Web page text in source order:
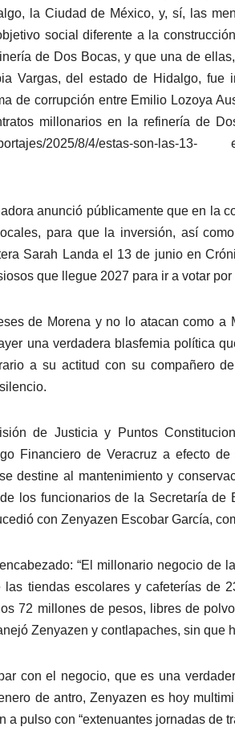
la Ciudad de México, y, sí, las
social diferente a la
de Dos Bocas, y que una de
Vargas, del estado de Hidalgo,
de corrupción entre Emilio Lozoya
millonarios en la refinería de
2025/8/4/estas-son-las-13-
anunció públicamente que en la
para que la inversión, así
Sarah Landa el 13 de junio en
que llegue 2027 para ir a votar
de Morena y no lo atacan como
una verdadera blasfemia política
a su actitud con su compañero
de Justicia y Puntos
Financiero de Veracruz a efecto
destine al mantenimiento y
los funcionarios de la Secretaría de
con Zenyazen Escobar García,
“El millonario negocio de
las tiendas escolares y cafeterías de
72 millones de pesos, libres de
Zenyazen y contlapaches, sin que
con el negocio, que es una
de antro, Zenyazen es hoy
a pulso con “extenuantes jornadas de